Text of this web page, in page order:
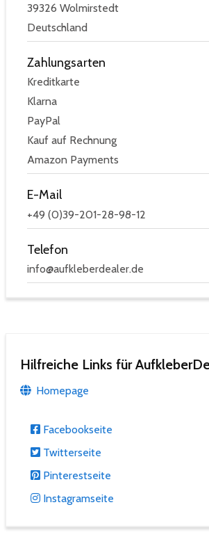
39326 Wolmirstedt
Deutschland
Zahlungsarten
Kreditkarte
Klarna
PayPal
Kauf auf Rechnung
Amazon Payments
E-Mail
+49 (0)39-201-28-98-12
Telefon
info@aufkleberdealer.de
Hilfreiche Links für
Homepage
Facebookseite
Twitterseite
Pinterestseite
Instagramseite